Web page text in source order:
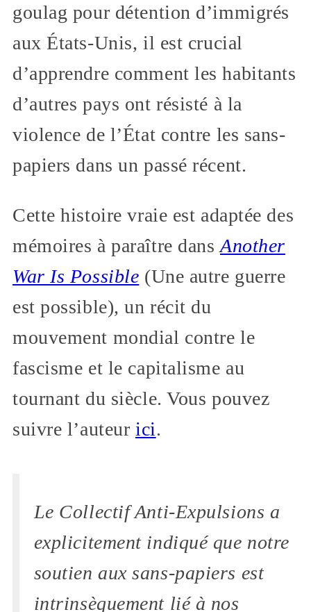
goulag pour détention d’immigrés
aux États-Unis, il est crucial
d’apprendre comment les habitants
d’autres pays ont résisté à la
violence de l’État contre les sans-
papiers dans un passé récent.
Cette histoire vraie est adaptée des
mémoires à paraître dans Another
War Is Possible (Une autre guerre
est possible), un récit du
mouvement mondial contre le
fascisme et le capitalisme au
tournant du siècle. Vous pouvez
suivre l’auteur ici.
Le Collectif Anti-Expulsions a
explicitement indiqué que notre
soutien aux sans-papiers est
intrinsèquement lié à nos